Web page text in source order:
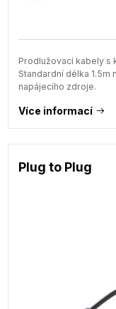
Prodlužovací kabely s
Standardní délka 1.5m
napájecího zdroje.
Více informací
Plug to Plug